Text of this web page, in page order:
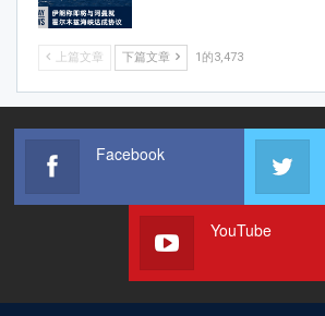
上篇文章 下篇文章 1的3,473
Facebook
YouTube